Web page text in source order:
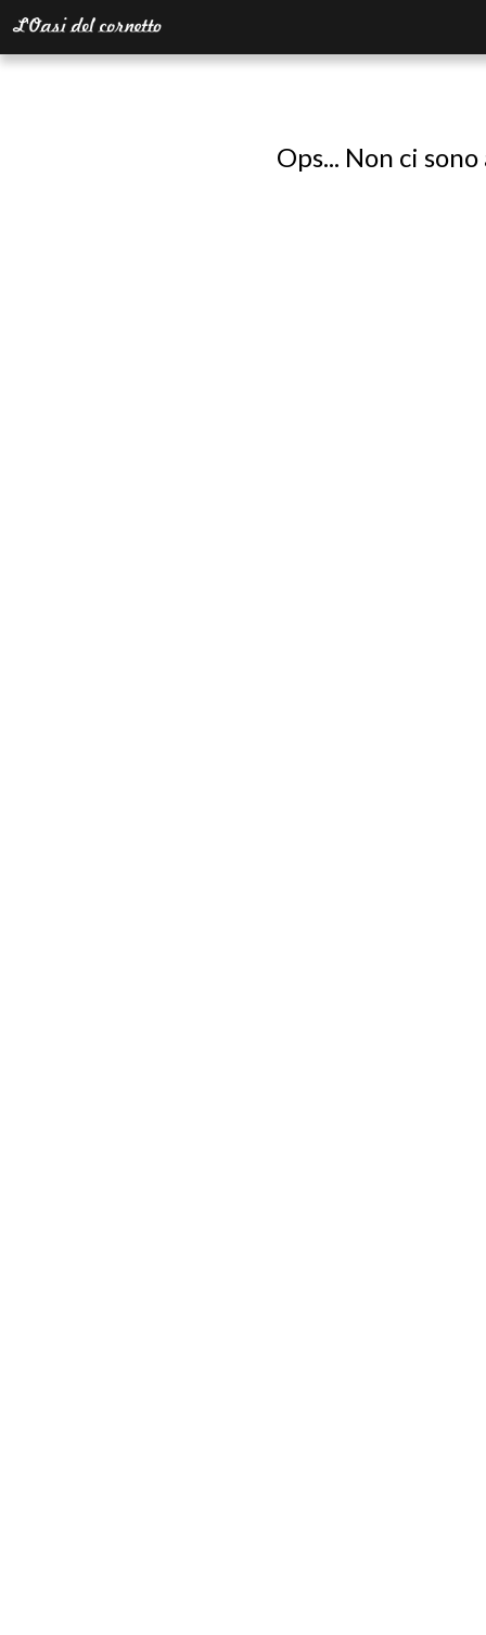
Ops... Non ci